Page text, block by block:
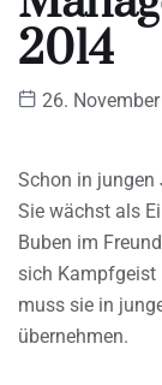
2014
26.
Schon in jungen
Sie wächst als
Buben im
sich Kampfgeist
muss sie in
übernehmen.